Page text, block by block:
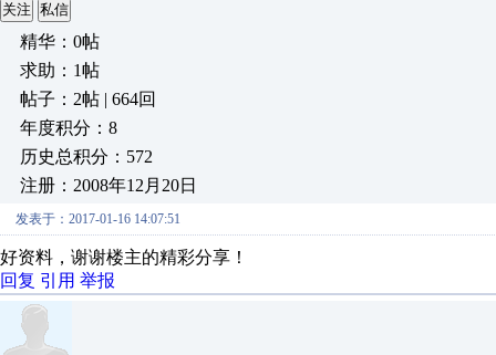
关注 私信
精华：0帖
求助：1帖
帖子：2帖 | 664回
年度积分：8
历史总积分：572
注册：2008年12月20日
发表于：2017-01-16 14:07:51
好资料，谢谢楼主的精彩分享！
回复 引用 举报